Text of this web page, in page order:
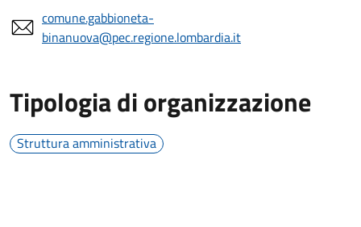
comune.gabbioneta-
binanuova@pec.regione.lombardia.it
Tipologia di organizzazione
Struttura amministrativa